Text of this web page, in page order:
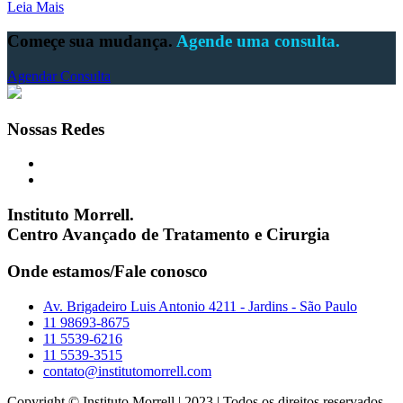
Leia Mais
Começe sua mudança. Agende uma consulta.
Agendar Consulta
Nossas Redes
Instituto Morrell.
Centro Avançado de Tratamento e Cirurgia
Onde estamos/Fale conosco
Av. Brigadeiro Luis Antonio 4211 - Jardins - São Paulo
11 98693-8675
11 5539-6216
11 5539-3515
contato@institutomorrell.com